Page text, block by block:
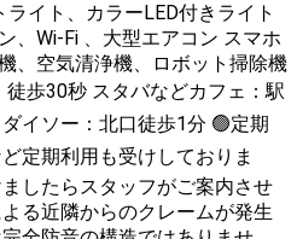
ライト、カラーLED付きライト
Fi 、大型エアコン スマホ
、空気清浄機、ロボット掃除機